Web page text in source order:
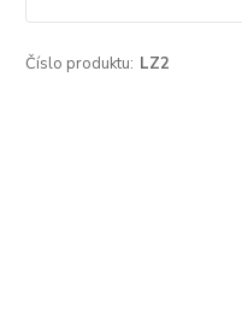
Číslo produktu: LZ2